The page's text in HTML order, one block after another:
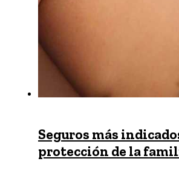
Seguros más
protección de la